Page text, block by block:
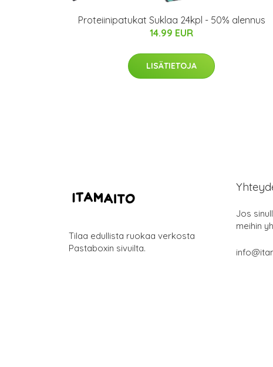
Proteiinipatukat Suklaa 24kpl - 50% alennus
14.99 EUR
LISÄTIETOJA
Tilaa edullista ruokaa verkosta
Pastaboxin sivuilta.
Jos
meihin